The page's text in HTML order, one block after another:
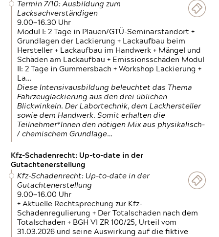
Termin 7/10: Ausbildung zum
Lacksachverständigen
9.00—16.30 Uhr
Modul I: 2 Tage in Plauen/GTÜ-Seminarstandort +
Grundlagen der Lackierung + Lackaufbau beim
Hersteller + Lackaufbau im Handwerk + Mängel und
Schäden am Lackaufbau + Emissionsschäden Modul
II: 2 Tage in Gummersbach + Workshop Lackierung +
La…
Diese Intensivausbildung beleuchtet das Thema
Fahrzeuglackierung aus den drei üblichen
Blickwinkeln. Der Labortechnik, dem Lackhersteller
sowie dem Handwerk. Somit erhalten die
Teilnehmer*Innen den nötigen Mix aus physikalisch-
/ chemischem Grundlage…
Kfz-Schadenrecht: Up-to-date in der
Gutachtenerstellung
Kfz-Schadenrecht: Up-to-date in der
Gutachtenerstellung
9.00—16.00 Uhr
+ Aktuelle Rechtsprechung zur Kfz-
Schadenregulierung + Der Totalschaden nach dem
Totalschaden + BGH VI ZR 100/25, Urteil vom
31.03.2026 und seine Auswirkung auf die fiktive